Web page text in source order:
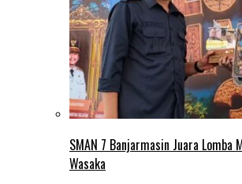
SMAN 7 Banjarmasin Juara Lomba
Wasaka